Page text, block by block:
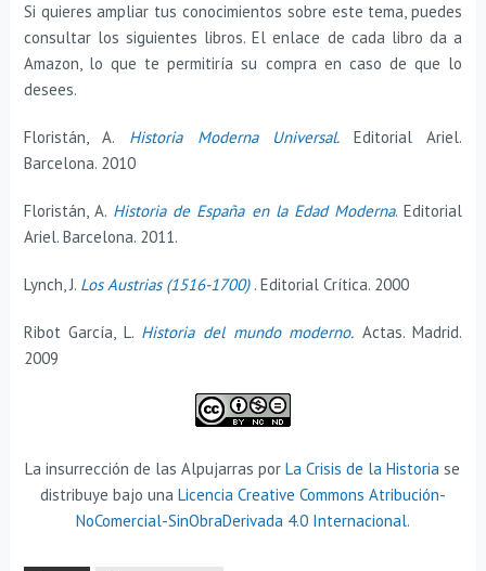
Si quieres ampliar tus conocimientos sobre este tema, puedes
consultar los siguientes libros. El enlace de cada libro da a
Amazon, lo que te permitiría su compra en caso de que lo
desees.
Floristán, A. Historia Moderna Universal. Editorial Ariel.
Barcelona. 2010
Floristán, A. Historia de España en la Edad Moderna. Editorial
Ariel. Barcelona. 2011.
Lynch, J. Los Austrias (1516-1700). Editorial Crítica. 2000
Ribot García, L. Historia del mundo moderno. Actas. Madrid.
2009
La insurrección de las Alpujarras porLa Crisis de la Historia se
distribuye bajo una Licencia Creative Commons Atribución-
NoComercial-SinObraDerivada 4.0 Internacional.